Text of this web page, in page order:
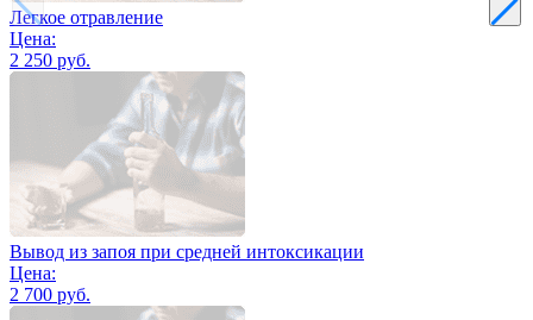
Легкое отравление
Цена:
2 250 руб.
Вывод из запоя при средней интоксикации
Цена:
2 700 руб.